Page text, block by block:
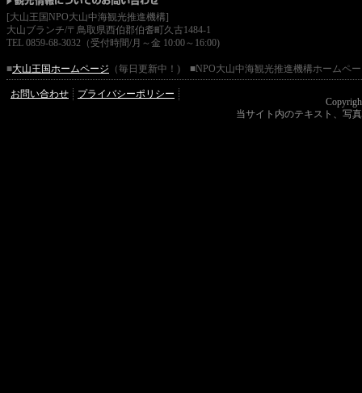
[大山王国NPO大山中海観光推進機構]
大山ブランチ/〒鳥取県西伯郡伯耆町久古1484-1
TEL 0859-68-3032（受付時間/月～金 10:00～16:00)
■大山王国ホームページ （毎日更新中！) ■NPO大山中海観光推進機構ホームペ
お問い合わせ プライバシーポリシー
当サイト内のテキスト、写